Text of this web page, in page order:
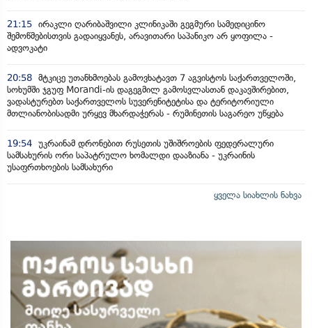
21:15 ირაკლი ღარიბაშვილი კლინიკაში გეგმური სამედიცინო
შემოწმებისთვის გადაიყვანეს, არავითარი საპანიკო არ ყოფილა -
ადვოკატი
20:58 მტკიცე უთანხმოებას გამოვხატავთ 7 აგვისტოს საქართველოში,
სოხუმში ჯგუფ Morandi-ის დაგეგმილ გამოსვლასთან დაკავშირებით,
ვადასტურებთ საქართველოს სუვერენიტეტისა და ტერიტორიული
მთლიანობისადმი ურყევ მხარდაჭერას - რუმინეთის საგარეო უწყება
19:54 უკრაინამ დრონებით რუსეთის უშიშროების ფედერალური
სამსახურის ორი საპატრულო ხომალდი დააზიანა - უკრაინის
უსაფრთხოების სამსახური
ყველა სიახლის ნახვა